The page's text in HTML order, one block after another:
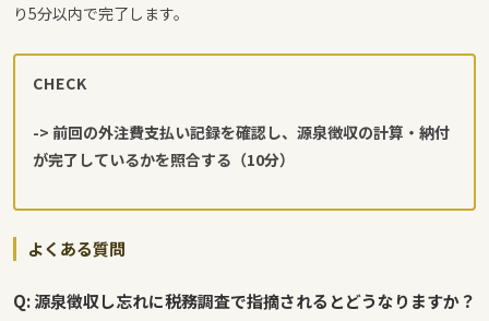
り5分以内で完了します。
CHECK
-> 前回の外注費支払い記録を確認し、源泉徴収の計算・納付
が完了しているかを照合する（10分）
よくある質問
Q: 源泉徴収し忘れに税務調査で指摘されるとどうなりますか？